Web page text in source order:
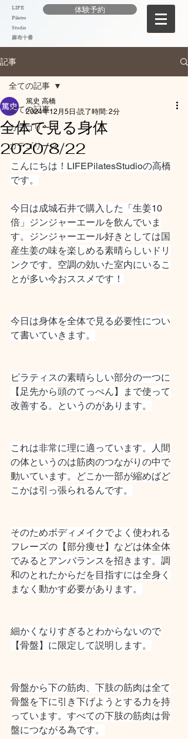
LIFE
Pilates
Studio
麻布十番
体験予約
記事
全ての記事
カテゴリー 1
カテゴリー 2
全ての記事
全体で見る身体
2020/8/22
篤史 高橋
2024年12月5日 読了時間: 2分
こんにちは！LIFEPilatesStudioの高橋
です。
今日は成城石井で購入した「生姜10
倍」ジンジャーエールを飲んでいま
す。ジンジャーエール好きとしては国
産生姜の味を楽しめる素晴らしいドリ
ンクです。空調の効いた室内にいるこ
とが多い今おススメです！
今日は身体を全体で見る必要性につい
て書いていきます。
ピラティスの素晴らしい部分の一つに
【足先から頭のてっぺん】まで使って
改善する。というのがあります。
これは非常に理に適っています。人間
の体というのは筋肉のつながりの中で
動いています。どこか一部が縮めばど
こかは引っ張られるんです。
そのためボディメイクでよく使われる
フレーズの【部分痩せ】などは体全体
でみるとアンバランスを招きます。調
和のとれたからだを目指すには全身く
まなく動かす必要があります。
細かくなりすぎるとわからないので
【骨盤】に限定して説明します。
骨盤から下の筋肉、下肢の筋肉は全て
骨盤を下に引き下げようとする力を持
っています。すべての下肢の筋肉は骨
盤につながる為です。